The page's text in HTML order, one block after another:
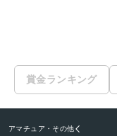
賞金ランキング
アマチュア・その他